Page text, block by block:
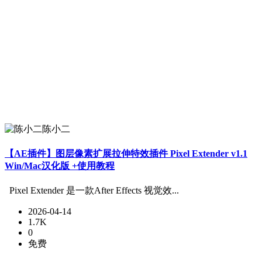
陈小二
【AE插件】图层像素扩展拉伸特效插件 Pixel Extender v1.1
Win/Mac汉化版 +使用教程
Pixel Extender 是一款After Effects 视觉效...
2026-04-14
1.7K
0
免费